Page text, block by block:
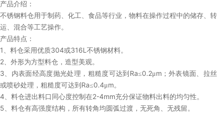
产品介绍：
不锈钢料仓用于制药、化工、食品等行业，物料在操作过程中的储存、转
运、混合等工艺操作。
产品特点：
1 、料仓采用优质304或316L不锈钢材料。
2、外形为方型料仓，造型美观。
3、内表面经高度抛光处理，粗糙度可达到 Ra≤0.2μm ；外表镜面、拉丝
或喷砂处理，粗糙度可达到 Ra≤0.4μm。
4、料仓进出料口同心度控制在2-4mm充分保证物料出料的均匀性。
5、料仓有高强度结构，所有转角均圆弧过渡，无死角、无残留。